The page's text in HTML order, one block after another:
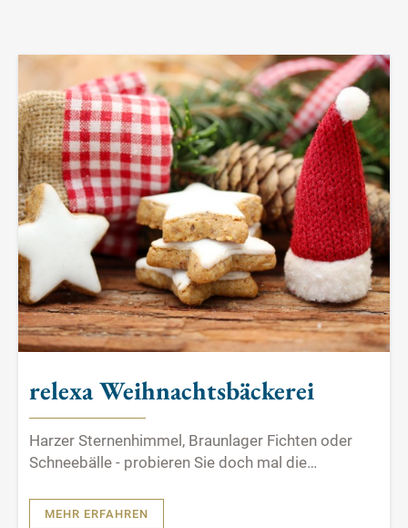
Nachhaltigkeit
relexa Weihnachtsbäckerei
Harzer Sternenhimmel, Braunlager Fichten oder
Schneebälle - probieren Sie doch mal die
aus.
MEHR ERFAHREN